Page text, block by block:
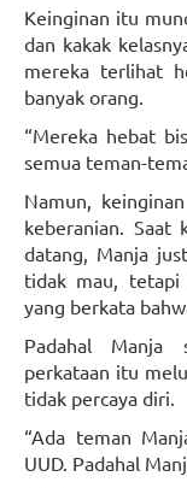
Keinginan itu
dan kakak
mereka terlihat
banyak orang.
“Mereka hebat
semua teman-
Namun,
keberanian. Saat
datang, Manja
tidak mau, tetapi
yang berkata
Padahal Manja
perkataan itu
tidak percaya diri.
“Ada teman
UUD. Padahal